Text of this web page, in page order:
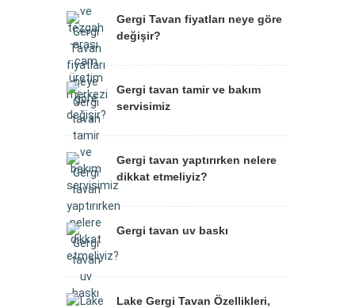
Gergi Tavan fiyatları neye göre
değişir?
Gergi tavan tamir ve bakım
servisimiz
Gergi tavan yaptırırken nelere
dikkat etmeliyiz?
Gergi tavan uv baskı
Lake Gergi Tavan Özellikleri,